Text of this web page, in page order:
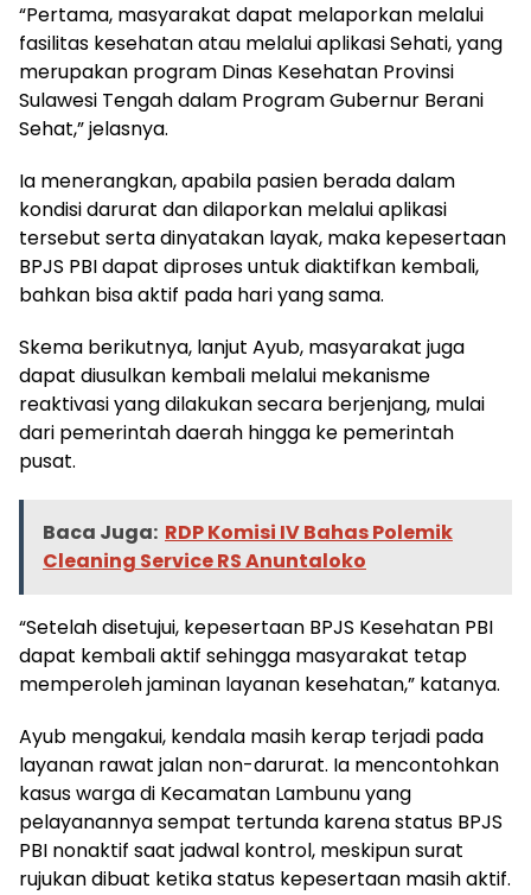
“Pertama, masyarakat dapat melaporkan melalui
fasilitas kesehatan atau melalui aplikasi Sehati, yang
merupakan program Dinas Kesehatan Provinsi
Sulawesi Tengah dalam Program Gubernur Berani
Sehat,” jelasnya.
Ia menerangkan, apabila pasien berada dalam
kondisi darurat dan dilaporkan melalui aplikasi
tersebut serta dinyatakan layak, maka kepesertaan
BPJS PBI dapat diproses untuk diaktifkan kembali,
bahkan bisa aktif pada hari yang sama.
Skema berikutnya, lanjut Ayub, masyarakat juga
dapat diusulkan kembali melalui mekanisme
reaktivasi yang dilakukan secara berjenjang, mulai
dari pemerintah daerah hingga ke pemerintah
pusat.
Baca Juga: RDP Komisi IV Bahas Polemik
Cleaning Service RS Anuntaloko
“Setelah disetujui, kepesertaan BPJS Kesehatan PBI
dapat kembali aktif sehingga masyarakat tetap
memperoleh jaminan layanan kesehatan,” katanya.
Ayub mengakui, kendala masih kerap terjadi pada
layanan rawat jalan non-darurat. Ia mencontohkan
kasus warga di Kecamatan Lambunu yang
pelayanannya sempat tertunda karena status BPJS
PBI nonaktif saat jadwal kontrol, meskipun surat
rujukan dibuat ketika status kepesertaan masih aktif.